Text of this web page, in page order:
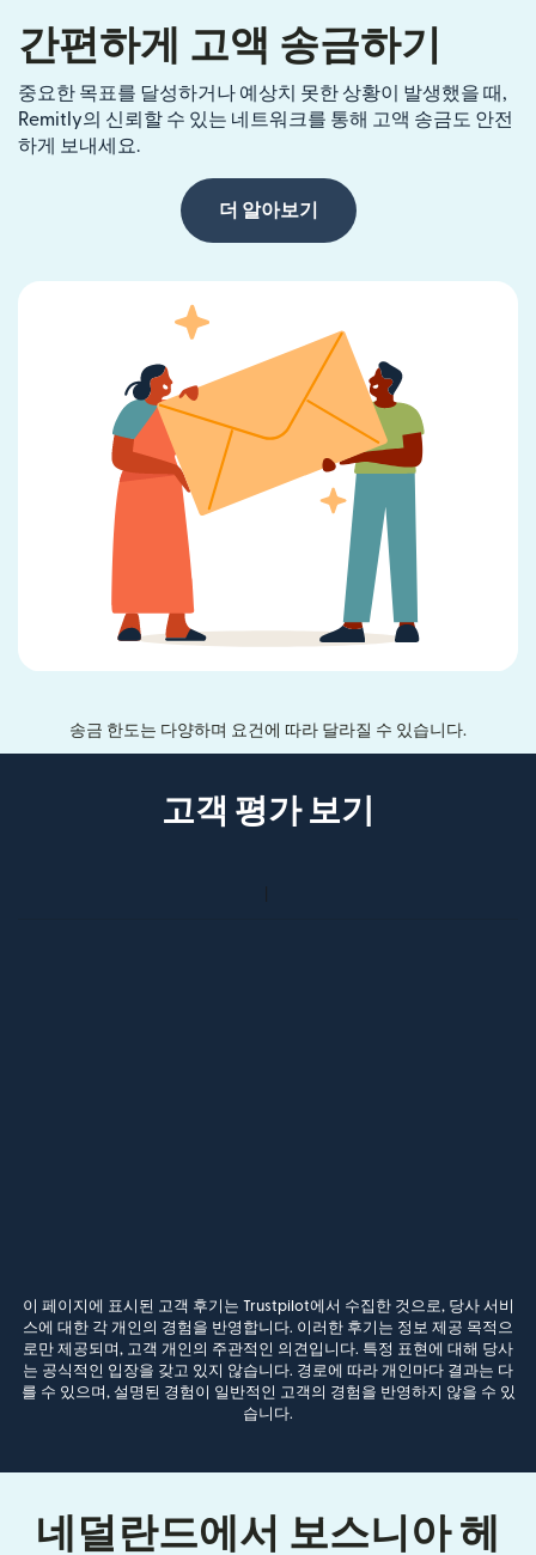
간편하게 고액 송금하기
중요한 목표를 달성하거나 예상치 못한 상황이 발생했을 때,
Remitly의 신뢰할 수 있는 네트워크를 통해 고액 송금도 안전
하게 보내세요.
더 알아보기
송금 한도는 다양하며 요건에 따라 달라질 수 있습니다.
고객 평가 보기
이 페이지에 표시된 고객 후기는 Trustpilot에서 수집한 것으로, 당사 서비
스에 대한 각 개인의 경험을 반영합니다. 이러한 후기는 정보 제공 목적으
로만 제공되며, 고객 개인의 주관적인 의견입니다. 특정 표현에 대해 당사
는 공식적인 입장을 갖고 있지 않습니다. 경로에 따라 개인마다 결과는 다
를 수 있으며, 설명된 경험이 일반적인 고객의 경험을 반영하지 않을 수 있
습니다.
네덜란드에서 보스니아 헤